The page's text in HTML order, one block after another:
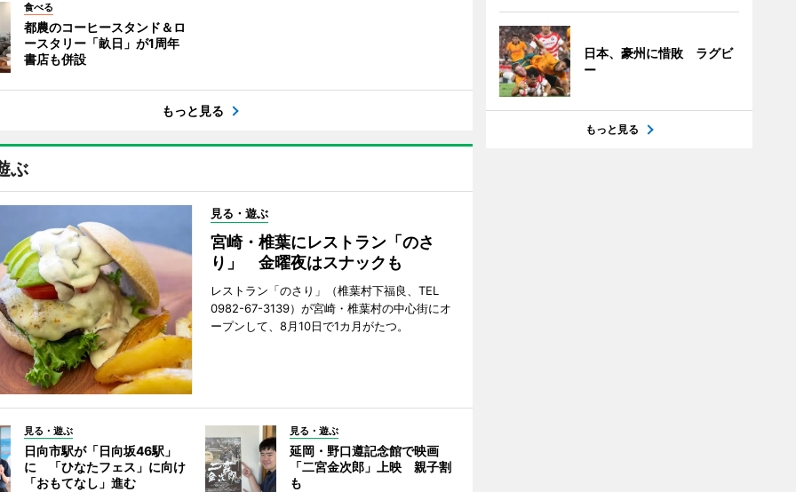
食べる
都農のコーヒースタンド＆ロ
ースタリー「畝日」が1周年
書店も併設
もっと見る
ぶ
見る・遊ぶ
宮崎・椎葉にレストラン「のさ
り」 金曜夜はスナックも
レストラン「のさり」（椎葉村下福良、TEL
0982-67-3139）が宮崎・椎葉村の中心街にオ
ープンして、8月10日で1カ月がたつ。
見る・遊ぶ
日向市駅が「日向坂46駅」
に 「ひなたフェス」に向け
「おもてなし」進む
見る・遊ぶ
延岡・野口遵記念館で映画
「二宮金次郎」上映 親子割
も
日本、豪州に惜敗 ラグビ
ー
もっと見る